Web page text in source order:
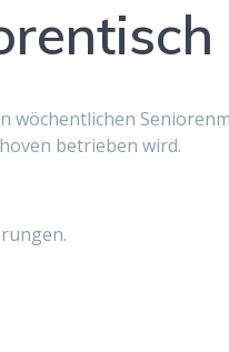
wöchentlichen
betrieben wird.